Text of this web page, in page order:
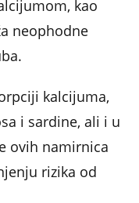
kao
neophodne
kalcijuma,
i sardine, ali i u
ovih namirnica
rizika od